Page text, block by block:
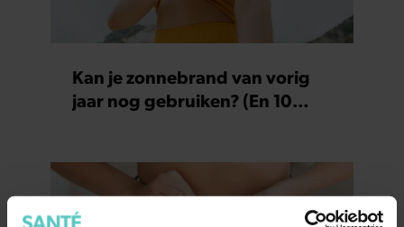
Kan je zonnebrand van vorig
jaar nog gebruiken? (En 10